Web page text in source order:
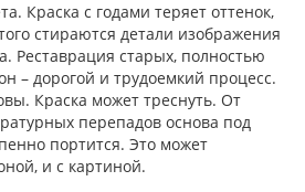
Краска с годами теряет оттенок,
стираются детали изображения
Реставрация старых, полностью
– дорогой и трудоемкий процесс.
Краска может треснуть. От
перепадов основа под
портится. Это может
и с картиной.